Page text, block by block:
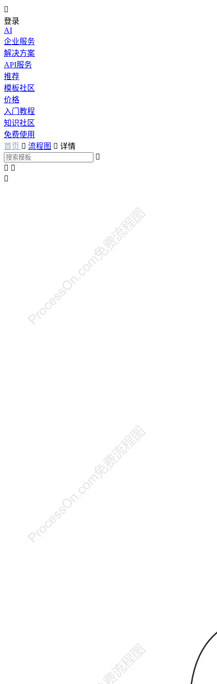

登录
AI
企业服务
解决方案
API服务
推荐
模板社区
价格
入门教程
知识社区
免费使用
首页  流程图  详情

 
